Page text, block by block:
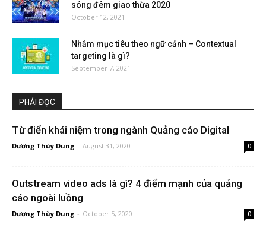
sóng đêm giao thừa 2020
October 12, 2021
Nhắm mục tiêu theo ngữ cảnh – Contextual
targeting là gì?
September 7, 2021
PHẢI ĐỌC
Từ điển khái niệm trong ngành Quảng cáo Digital
Dương Thùy Dung - August 31, 2020 0
Outstream video ads là gì? 4 điểm mạnh của quảng
cáo ngoài luồng
Dương Thùy Dung - October 5, 2020 0